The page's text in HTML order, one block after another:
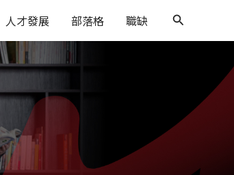
人才發展 部落格 職缺
搜
尋